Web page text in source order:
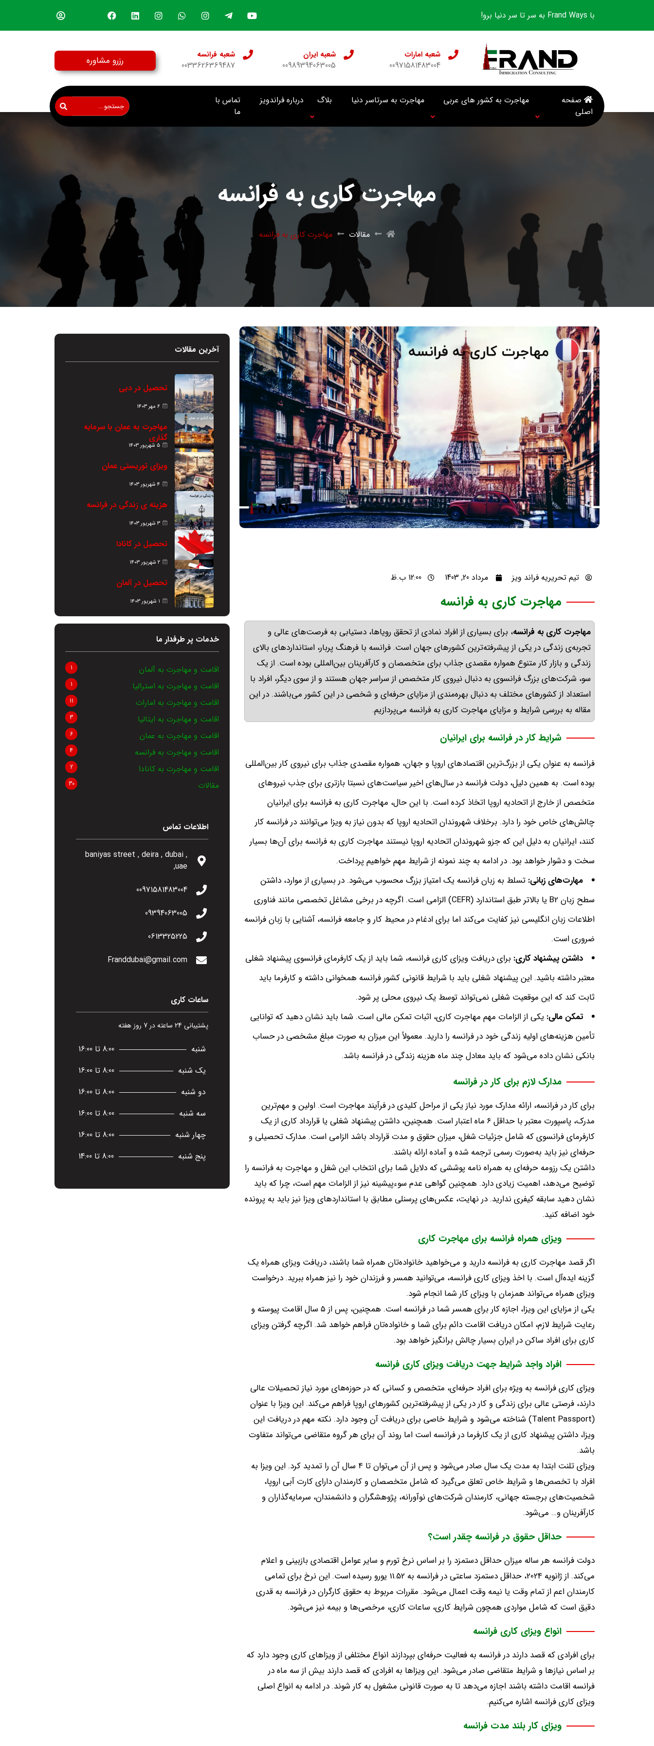
با Frand Ways به سر تا سر دنیا برو!
شعبه امارات
00971581483004
شعبه ایران
00989394063005
شعبه فرانسه
0033626369487 رزرو مشاوره
صفحه
اصلی
مهاجرت به کشور های عربی مهاجرت به سرتاسر دنیا بلاگ درباره فراندویز
تماس با
ما
مهاجرت کاری به فرانسه
مقالات مهاجرت کاری به فرانسه
تیم تحریریه فراند ویز مرداد 20, 1403 12:00 ب.ظ
مهاجرت کاری به فرانسه
مهاجرت کاری به فرانسه، برای بسیاری از افراد نمادی از تحقق رویاها، دستیابی به فرصت‌های عالی و
تجربه‌ی زندگی در یکی از پیشرفته‌ترین کشورهای جهان است. فرانسه با فرهنگ پربار، استانداردهای بالای
زندگی و بازار کار متنوع همواره مقصدی جذاب برای متخصصان و کارآفرینان بین‌المللی بوده است. از یک
سو، شرکت‌های بزرگ فرانسوی به دنبال نیروی کار متخصص از سراسر جهان هستند و از سوی دیگر، افراد با
استعداد از کشورهای مختلف به دنبال بهره‌مندی از مزایای حرفه‌ای و شخصی در این کشور می‌باشند. در این
مقاله به بررسی شرایط و مزایای مهاجرت کاری به فرانسه می‌پردازیم.
شرایط کار در فرانسه برای ایرانیان
فرانسه به عنوان یکی از بزرگ‌ترین اقتصادهای اروپا و جهان، همواره مقصدی جذاب برای نیروی کار بین‌المللی
بوده است. به همین دلیل، دولت فرانسه در سال‌های اخیر سیاست‌های نسبتا بازتری برای جذب نیروهای
متخصص از خارج از اتحادیه اروپا اتخاذ کرده است. با این حال، مهاجرت کاری به فرانسه برای ایرانیان
چالش‌های خاص خود را دارد. برخلاف شهروندان اتحادیه اروپا که بدون نیاز به ویزا می‌توانند در فرانسه کار
کنند، ایرانیان به دلیل این که جزو شهروندان اتحادیه اروپا نیستند مهاجرت کاری به فرانسه برای آن‌ها بسیار
سخت و دشوار خواهد بود. در ادامه به چند نمونه از شرایط مهم خواهیم پرداخت.
مهارت‌های زبانی: تسلط به زبان فرانسه یک امتیاز بزرگ محسوب می‌شود. در بسیاری از موارد، داشتن
سطح زبان B2 یا بالاتر طبق استاندارد (CEFR) الزامی است. اگرچه در برخی مشاغل تخصصی مانند فناوری
اطلاعات زبان انگلیسی نیز کفایت می‌کند اما برای ادغام در محیط کار و جامعه فرانسه، آشنایی با زبان فرانسه
ضروری است.
داشتن پیشنهاد کاری: برای دریافت ویزای کاری فرانسه، شما باید از یک کارفرمای فرانسوی پیشنهاد شغلی
معتبر داشته باشید. این پیشنهاد شغلی باید با شرایط قانونی کشور فرانسه همخوانی داشته و کارفرما باید
ثابت کند که این موقعیت شغلی نمی‌تواند توسط یک نیروی محلی پر شود.
تمکن مالی: یکی از الزامات مهم مهاجرت کاری، اثبات تمکن مالی است. شما باید نشان دهید که توانایی
تأمین هزینه‌های اولیه زندگی خود در فرانسه را دارید. معمولاً این میزان به صورت مبلغ مشخصی در حساب
بانکی نشان داده می‌شود که باید معادل چند ماه هزینه زندگی در فرانسه باشد.
مدارک لازم برای کار در فرانسه
برای کار در فرانسه، ارائه مدارک مورد نیاز یکی از مراحل کلیدی در فرآیند مهاجرت است. اولین و مهم‌ترین
مدرک، پاسپورت معتبر با حداقل 6 ماه اعتبار است. همچنین، داشتن پیشنهاد شغلی یا قرارداد کاری از یک
کارفرمای فرانسوی که شامل جزئیات شغل، میزان حقوق و مدت قرارداد باشد الزامی است. مدارک تحصیلی و
حرفه‌ای نیز باید به‌صورت رسمی ترجمه شده و آماده ارائه باشند.
داشتن یک رزومه حرفه‌ای به همراه نامه پوششی که دلایل شما برای انتخاب این شغل و مهاجرت به فرانسه را
توضیح می‌دهد، اهمیت زیادی دارد. همچنین گواهی عدم سوءپیشینه نیز از الزامات مهم است، چرا که باید
نشان دهید سابقه کیفری ندارید. در نهایت، عکس‌های پرسنلی مطابق با استانداردهای ویزا نیز باید به پرونده
خود اضافه کنید.
ویزای همراه فرانسه برای مهاجرت کاری
اگر قصد مهاجرت کاری به فرانسه دارید و می‌خواهید خانواده‌تان همراه شما باشند، دریافت ویزای همراه یک
گزینه ایده‌آل است. با اخذ ویزای کاری فرانسه، می‌توانید همسر و فرزندان خود را نیز همراه ببرید. درخواست
ویزای همراه می‌تواند همزمان با ویزای کار شما انجام شود.
یکی از مزایای این ویزا، اجازه کار برای همسر شما در فرانسه است. همچنین، پس از ۵ سال اقامت پیوسته و
رعایت شرایط لازم، امکان دریافت اقامت دائم برای شما و خانواده‌تان فراهم خواهد شد. اگرچه گرفتن ویزای
کاری برای افراد ساکن در ایران بسیار چالش برانگیز خواهد بود.
افراد واجد شرایط جهت دریافت ویزای کاری فرانسه
ویزای کاری فرانسه به ویژه برای افراد حرفه‌ای، متخصص و کسانی که در حوزه‌های مورد نیاز تحصیلات عالی
دارند، فرصتی عالی برای زندگی و کار در یکی از پیشرفته‌ترین کشورهای اروپا فراهم می‌کند. این ویزا با عنوان
(
Talent Passport) شناخته می‌شود و شرایط خاصی برای دریافت آن وجود دارد. نکته مهم در دریافت این
ویزا، داشتن پیشنهاد کاری از یک کارفرما در فرانسه است اما روند آن برای هر گروه متقاضی می‌تواند متفاوت
باشد.
ویزای تلنت ابتدا به مدت یک سال صادر می‌شود و پس از آن می‌توان تا ۴ سال آن را تمدید کرد. این ویزا به
افراد با تخصص‌ها و شرایط خاص تعلق می‌گیرد که شامل متخصصان و کارمندان دارای کارت آبی اروپا،
شخصیت‌های برجسته جهانی، کارمندان شرکت‌های نوآورانه، پژوهشگران و دانشمندان، سرمایه‌گذاران و
کارآفرینان و… می‌شود.
حداقل حقوق در فرانسه چقدر است؟
دولت فرانسه هر ساله میزان حداقل دستمزد را بر اساس نرخ تورم و سایر عوامل اقتصادی بازبینی و اعلام
می‌کند. از ژانویه 2024، حداقل دستمزد ساعتی در فرانسه به 11.52 یورو رسیده است. این نرخ برای تمامی
کارمندان اعم از تمام وقت یا نیمه وقت اعمال می‌شود. مقررات مربوط به حقوق کارگران در فرانسه به قدری
دقیق است که شامل مواردی همچون شرایط کاری، ساعات کاری، مرخصی‌ها و بیمه نیز می‌شود.
انواع ویزای کاری فرانسه
برای افرادی که قصد دارند در فرانسه به فعالیت حرفه‌ای بپردازند انواع مختلفی از ویزاهای کاری وجود دارد که
بر اساس نیازها و شرایط متقاضی صادر می‌شود. این ویزاها به افرادی که قصد دارند بیش از سه ماه در
فرانسه اقامت داشته باشند اجازه می‌دهد تا به صورت قانونی مشغول به کار شوند. در ادامه به انواع اصلی
ویزای کاری فرانسه اشاره می‌کنیم.
ویزای کار بلند مدت فرانسه
آخرین مقالات
تحصیل در دبی
۶ مهر ۱۴۰۳
مهاجرت به عمان با سرمایه
گذاری
۵ شهریور ۱۴۰۳
ویزای توریستی عمان
۴ شهریور ۱۴۰۳
هزینه ی زندگی در فرانسه
۳ شهریور ۱۴۰۳
تحصیل در کانادا
۲ شهریور ۱۴۰۳
تحصیل در آلمان
۱ شهریور ۱۴۰۳
خدمات پر طرفدار ما
اقامت و مهاجرت به آلمان 1
اقامت و مهاجرت به استرالیا 1
اقامت و مهاجرت به امارات 11
اقامت و مهاجرت به ایتالیا 3
اقامت و مهاجرت به عمان 6
اقامت و مهاجرت به فرانسه 4
اقامت و مهاجرت به کانادا 2
مقالات 30
اطلاعات تماس
, baniyas street , deira , dubai
,uae
00971581483004
09394063005
0613325225
Franddubai@gmail.com
ساعات کاری
پشتیبانی 24 ساعته در 7 روز هفته
شنبه
8:00 تا 16:00
یک شنبه
8:00 تا 16:00
دو شنبه
8:00 تا 16:00
سه شنبه
8:00 تا 16:00
چهار شنبه
8:00 تا 16:00
پنج شنبه
8:00 تا 14:00